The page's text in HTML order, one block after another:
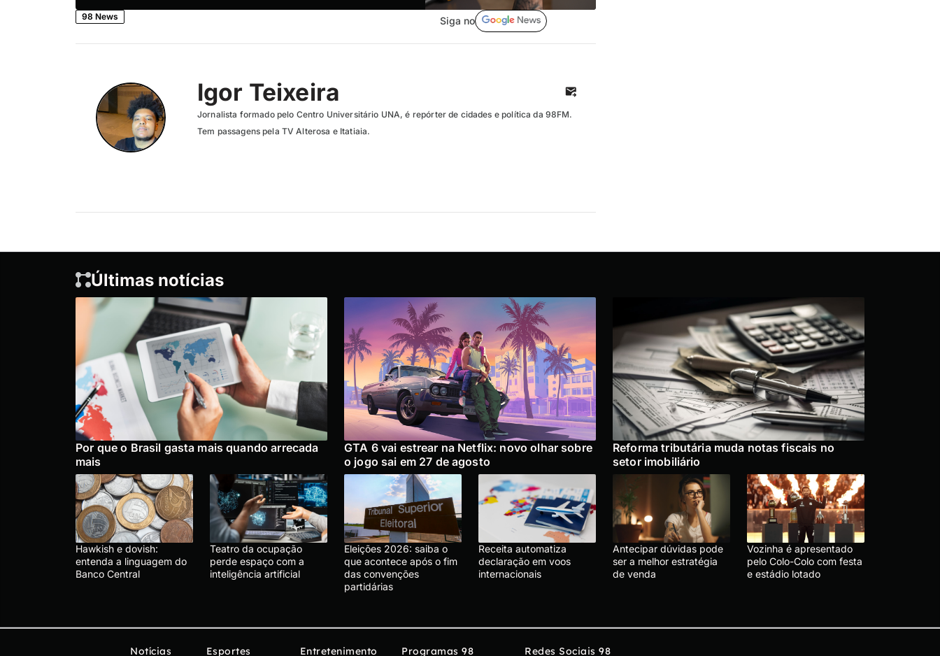
98 News Siga no
Igor Teixeira
Jornalista formado pelo Centro Universitário UNA, é repórter de cidades e política da 98FM.
Tem passagens pela TV Alterosa e Itatiaia.
Últimas notícias
Por que o Brasil gasta mais quando arrecada
mais
GTA 6 vai estrear na Netflix: novo olhar sobre
o jogo sai em 27 de agosto
Reforma tributária muda notas fiscais no
setor imobiliário
Hawkish e dovish:
entenda a linguagem do
Banco Central
Teatro da ocupação
perde espaço com a
inteligência artificial
Eleições 2026: saiba o
que acontece após o fim
das convenções
partidárias
Receita automatiza
declaração em voos
internacionais
Antecipar dúvidas pode
ser a melhor estratégia
de venda
Vozinha é apresentado
pelo Colo-Colo com festa
e estádio lotado
Notícias Esportes Entretenimento Programas 98 Redes Sociais 98